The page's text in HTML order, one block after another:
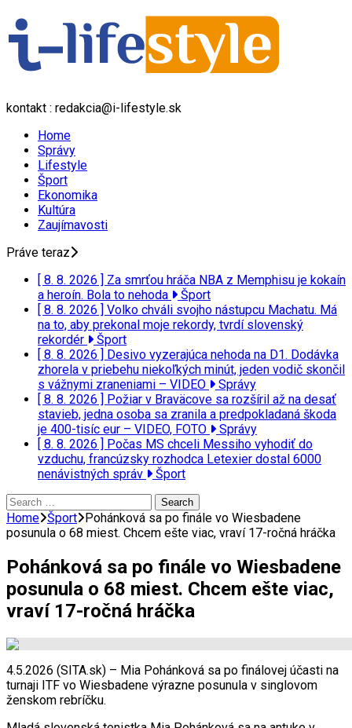
kontakt : redakcia@i-lifestyle.sk
Home
Správy
Lifestyle
Šport
Ekonomika
Kultúra
Zaujímavosti
Práve teraz
[ 8. 8. 2026 ] Za smrťou hráča NBA z Memphisu je kokaín
a heroín. Bola to nehoda
Šport
[ 8. 8. 2026 ] Volko chváli svojho nástupcu Machatu. Má
na to, aby prekonal moje rekordy, tvrdí slovenský
rekordér
Šport
[ 8. 8. 2026 ] Desivo vyzerajúca nehoda na D1. Dodávka
zhorela v priebehu niekoľkých minút, jeden vodič skončil
s vážnymi zraneniami – VIDEO
Správy
[ 8. 8. 2026 ] Požiar v Braväcove sa rozšíril až na desať
stavieb, jedna osoba sa zranila a predpokladaná škoda
je 400-tisíc eur – VIDEO, FOTO
Správy
[ 8. 8. 2026 ] Počas MS chceli Messiho vyhodiť do
vzduchu, francúzsky rozhodca Letexier dostal 6000
nenávistných správ
Šport
Search
for:
Home Šport Pohánková sa po finále vo Wiesbadene
posunula o 68 miest. Chcem ešte viac, vraví 17-ročná hráčka
Pohánková sa po finále vo Wiesbadene
posunula o 68 miest. Chcem ešte viac,
vraví 17-ročná hráčka
4.5.2026 (SITA.sk) – Mia Pohánková sa po finálovej účasti na
turnaji ITF vo Wiesbadene výrazne posunula v singlovom
ženskom rebríčku.